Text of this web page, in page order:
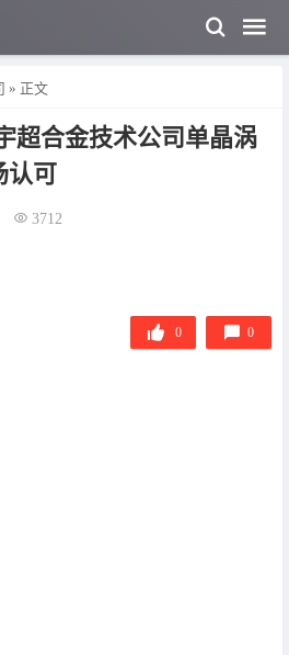
» 正文
超合金技术公司单晶涡
认可
3712
0 0